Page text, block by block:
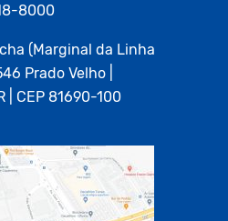
8000
(Marginal da Linha
Prado Velho |
| CEP 81690-100